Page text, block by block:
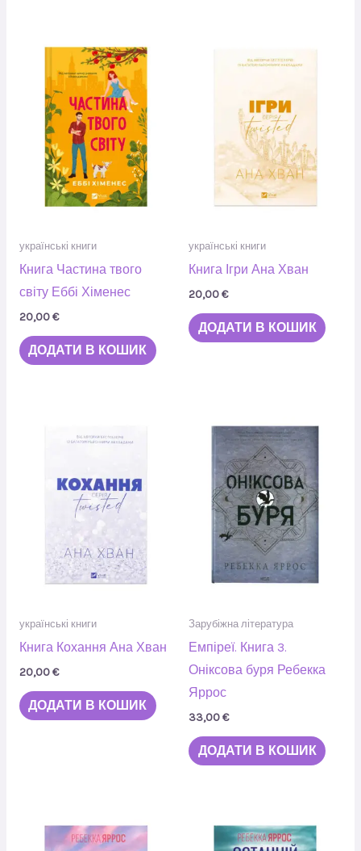
українські книги
Книга Частина твого
світу Еббі Хіменес
20,00€
ДОДАТИ В КОШИК
українські книги
Книга Ігри Ана Хван
20,00€
ДОДАТИ В КОШИК
українські книги
Книга Кохання Ана Хван
20,00€
ДОДАТИ В КОШИК
Зарубіжна література
Емпіреї. Книга 3.
Оніксова буря Ребекка
Яррос
33,00€
ДОДАТИ В КОШИК